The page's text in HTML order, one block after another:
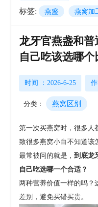
标签: 燕盏 燕窝加
龙牙官燕盏和普
自己吃该选哪个
时间 ：2026-6-25
分类： 燕窝区别
第一次买燕窝时，很多人
致很多燕窝小白不知道该
最常被问的就是，到底龙
自己吃选哪一个合适？
两种营养价值一样的吗？
差别，避免买错买贵。